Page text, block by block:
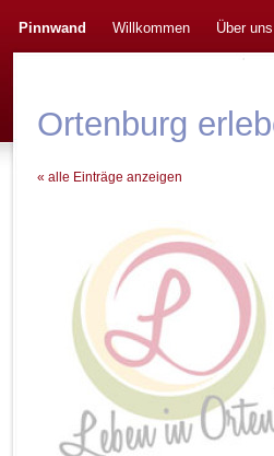
Pinnwand Willkommen Über uns
Ortenburg
« alle Einträge anzeigen